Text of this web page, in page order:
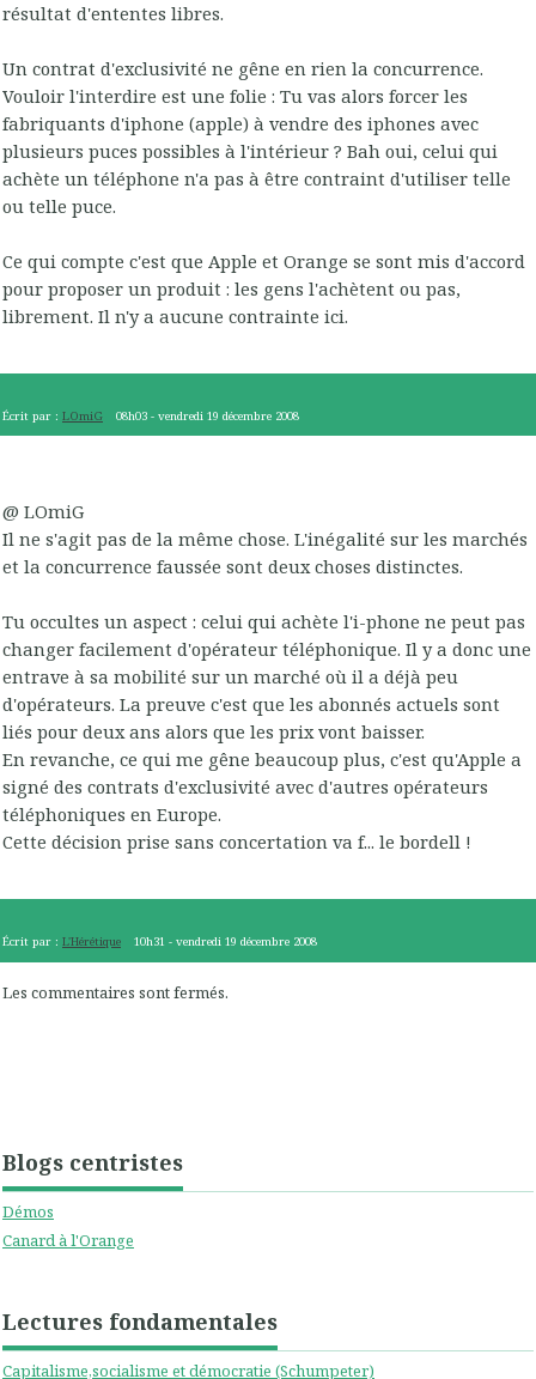
Blogs centristes
Démos
Canard à l'Orange
Lectures fondamentales
Capitalisme,socialisme et démocratie (Schumpeter)
résultat d'ententes libres.
Un contrat d'exclusivité ne gêne en rien la concurrence.
Vouloir l'interdire est une folie : Tu vas alors forcer les
fabriquants d'iphone (apple) à vendre des iphones avec
plusieurs puces possibles à l'intérieur ? Bah oui, celui qui
achète un téléphone n'a pas à être contraint d'utiliser telle
ou telle puce.
Ce qui compte c'est que Apple et Orange se sont mis d'accord
pour proposer un produit : les gens l'achètent ou pas,
librement. Il n'y a aucune contrainte ici.
Écrit par : LOmiG 08h03 -vendredi 19 décembre 2008
@ LOmiG
Il ne s'agit pas de la même chose. L'inégalité sur les marchés
et la concurrence faussée sont deux choses distinctes.
Tu occultes un aspect : celui qui achète l'i-phone ne peut pas
changer facilement d'opérateur téléphonique. Il y a donc une
entrave à sa mobilité sur un marché où il a déjà peu
d'opérateurs. La preuve c'est que les abonnés actuels sont
liés pour deux ans alors que les prix vont baisser.
En revanche, ce qui me gêne beaucoup plus, c'est qu'Apple a
signé des contrats d'exclusivité avec d'autres opérateurs
téléphoniques en Europe.
Cette décision prise sans concertation va f... le bordell !
Écrit par : L'Hérétique 10h31 -vendredi 19 décembre 2008
Les commentaires sont fermés.